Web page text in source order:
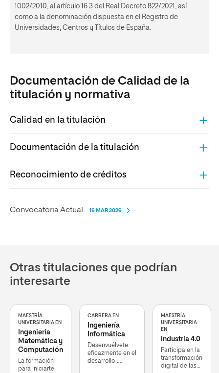
1002/2010, al artículo 16.3 del Real Decreto 822/2021, así
como a la denominación dispuesta en el Registro de
Universidades, Centros y Títulos de España.
Documentación de Calidad de la
titulación y normativa
Calidad en la titulación
Documentación de la titulación
Reconocimiento de créditos
Convocatoria Actual: 16 MAR 2026
Otras titulaciones que podrían
interesarte
MAESTRÍA
UNIVERSITARIA EN
Ingeniería
Matemática y
Computación
La formación
para iniciarte
CARRERA EN
Ingeniería
Informática
Desenvuélvete
eficazmente en el
desarrollo y
MAESTRÍA
UNIVERSITARIA
EN
Industria 4.0
Participa en la
transformación
digital de las